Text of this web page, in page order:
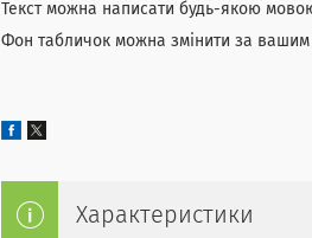
Текст можна написати будь-якою
Фон табличок можна змінити за
Характеристики